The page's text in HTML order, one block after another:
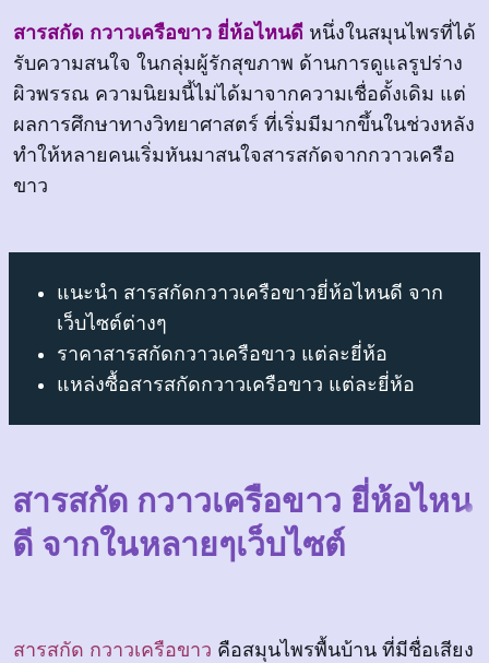
สารสกัด กวาวเครือขาว ยี่ห้อไหนดี หนึ่งในสมุนไพรที่ได้
รับความสนใจ ในกลุ่มผู้รักสุขภาพ ด้านการดูแลรูปร่าง
ผิวพรรณ ความนิยมนี้ไม่ได้มาจากความเชื่อดั้งเดิม แต่
ผลการศึกษาทางวิทยาศาสตร์ ที่เริ่มมีมากขึ้นในช่วงหลัง
ทำให้หลายคนเริ่มหันมาสนใจสารสกัดจากกวาวเครือ
ขาว
แนะนำ สารสกัดกวาวเครือขาวยี่ห้อไหนดี จาก
เว็บไซต์ต่างๆ
ราคาสารสกัดกวาวเครือขาว แต่ละยี่ห้อ
แหล่งซื้อสารสกัดกวาวเครือขาว แต่ละยี่ห้อ
สารสกัด กวาวเครือขาว ยี่ห้อไหน
ดี จากในหลายๆเว็บไซต์
สารสกัด กวาวเครือขาว คือสมุนไพรพื้นบ้าน ที่มีชื่อเสียง